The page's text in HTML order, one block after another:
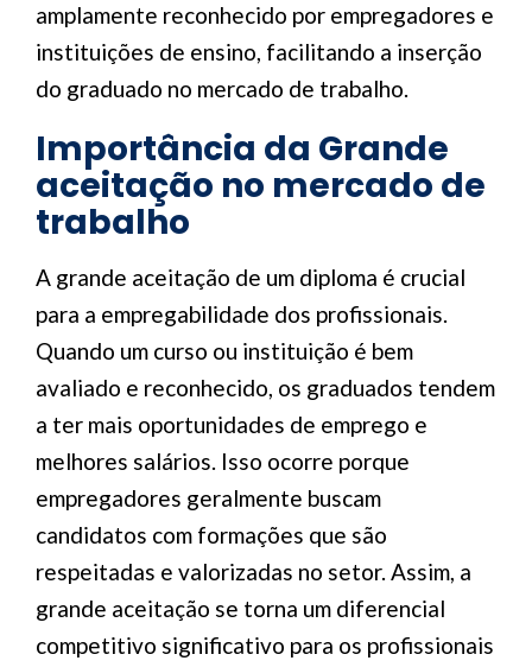
amplamente reconhecido por empregadores e
instituições de ensino, facilitando a inserção
do graduado no mercado de trabalho.
Importância da Grande
aceitação no mercado de
trabalho
A grande aceitação de um diploma é crucial
para a empregabilidade dos profissionais.
Quando um curso ou instituição é bem
avaliado e reconhecido, os graduados tendem
a ter mais oportunidades de emprego e
melhores salários. Isso ocorre porque
empregadores geralmente buscam
candidatos com formações que são
respeitadas e valorizadas no setor. Assim, a
grande aceitação se torna um diferencial
competitivo significativo para os profissionais